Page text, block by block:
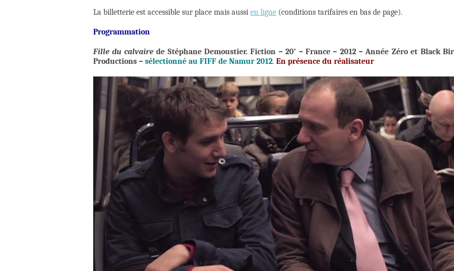
La billetterie est accessible sur place mais aussi en ligne (conditions tarifaires en bas de page).
Programmation
Fille du calvairede Stéphane Demoustier.Fiction – 20’ – France – 2012 – Année Zéro et Black
Productions – sélectionné au FIFF de Namur2012. En présence du réalisateur